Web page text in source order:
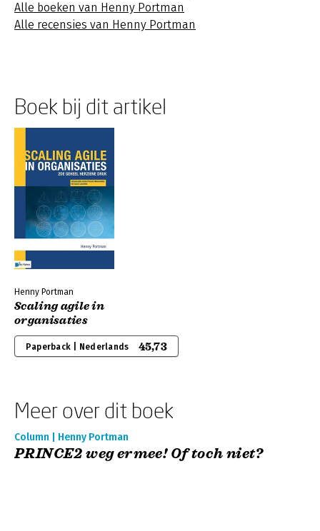
Alle boeken van Henny Portman
Alle recensies van Henny Portman
Boek bij dit artikel
Henny Portman
Scaling agile in
organisaties
Paperback | Nederlands 45,73
Meer over dit boek
Column | Henny Portman
PRINCE2 weg ermee! Of toch niet?